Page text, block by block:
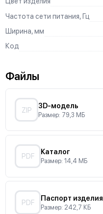
Частота сети питания, Гц
Ширина, мм
Код
Файлы
ZIP
3D-модель
Размер: 79,3 МБ
PDF
Каталог
Размер: 14,4 МБ
PDF
Паспорт изделия
Размер: 242,7 КБ